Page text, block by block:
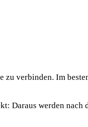
verbinden. Im
Daraus werden nach